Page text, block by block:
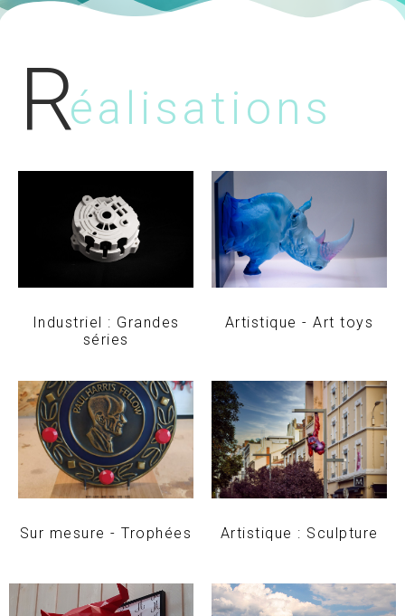
éalisations
Industriel : Grandes
séries
Artistique - Art toys
Sur mesure - Trophées Artistique : Sculpture